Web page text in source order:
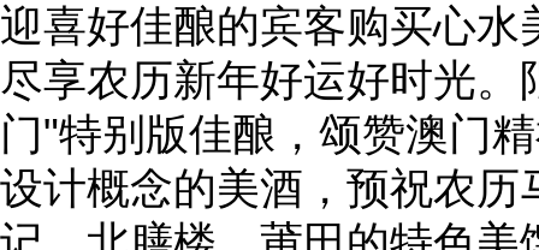
迎喜好佳酿的宾客购买心
尽享农历新年好运好时光
门"特别版佳酿，颂赞澳门
设计概念的美酒，预祝农